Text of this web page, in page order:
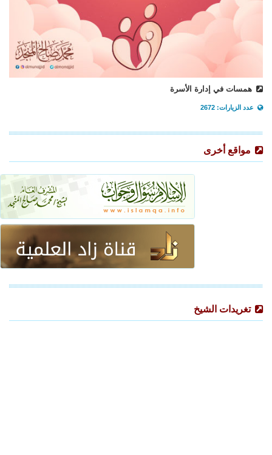
همسات في إدارة الأسرة
عدد الزيارات: 2672
مواقع أخرى
تغريدات الشيخ